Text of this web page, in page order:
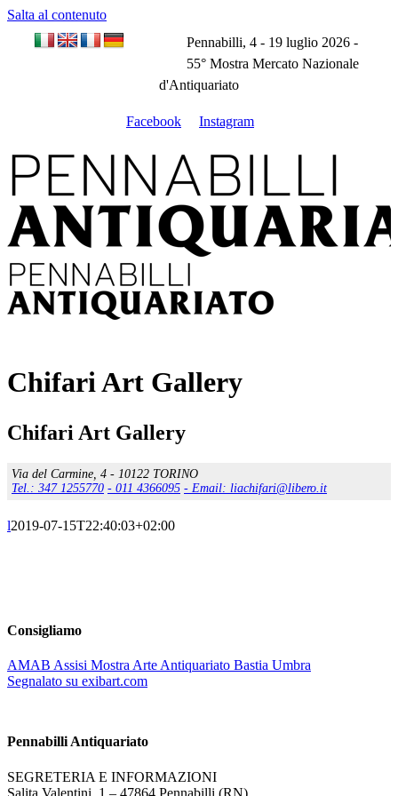
Salta al contenuto
Pennabilli, 4 - 19 luglio 2026 -
55° Mostra Mercato Nazionale
d'Antiquariato
Facebook Instagram
Chifari Art Gallery
Chifari Art Gallery
Via del Carmine, 4 - 10122 TORINO
Tel.: 347 1255770 - 011 4366095 - Email: liachifari@libero.it
l2019-07-15T22:40:03+02:00
Consigliamo
AMAB Assisi Mostra Arte Antiquariato Bastia Umbra
Segnalato su exibart.com
Pennabilli Antiquariato
SEGRETERIA E INFORMAZIONI
Salita Valentini, 1 – 47864 Pennabilli (RN)